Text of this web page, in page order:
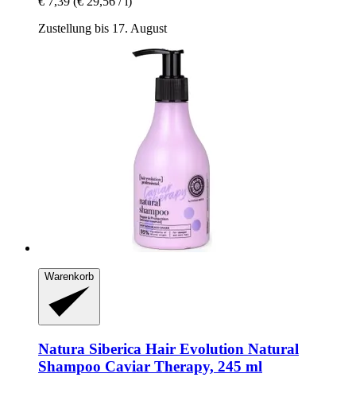
Zustellung bis 17. August
Warenkorb
Natura Siberica Hair Evolution Natural
Shampoo Caviar Therapy, 245 ml